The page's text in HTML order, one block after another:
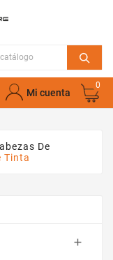
Mi cuenta
0
De
Tinta
